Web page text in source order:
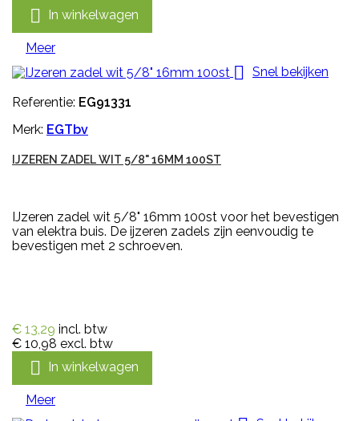
 In winkelwagen
Meer
 Snel bekijken
Referentie: EG91331
Merk: EGTbv
IJZEREN ZADEL WIT 5/8" 16MM 100ST
IJzeren zadel wit 5/8" 16mm 100st voor het bevestigen
van elektra buis. De ijzeren zadels zijn eenvoudig te
bevestigen met 2 schroeven.
€ 13,29 incl. btw
€ 10,98 excl. btw
 In winkelwagen
Meer